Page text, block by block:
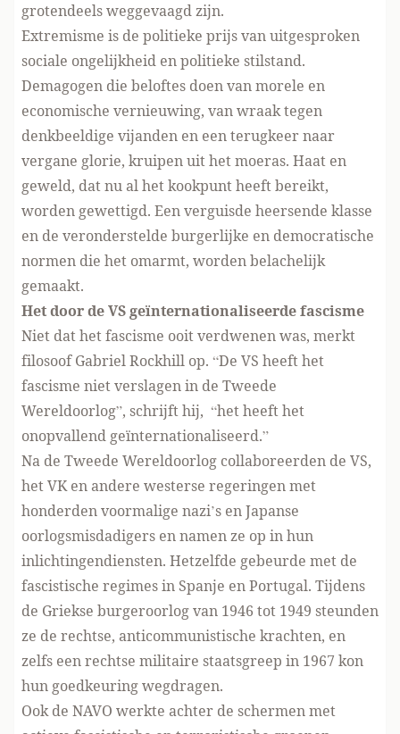
grotendeels weggevaagd zijn.
Extremisme is de politieke prijs van uitgesproken
sociale ongelijkheid en politieke stilstand.
Demagogen die beloftes doen van morele en
economische vernieuwing, van wraak tegen
denkbeeldige vijanden en een terugkeer naar
vergane glorie, kruipen uit het moeras. Haat en
geweld, dat nu al het kookpunt heeft bereikt,
worden gewettigd. Een verguisde heersende klasse
en de veronderstelde burgerlijke en democratische
normen die het omarmt, worden belachelijk
gemaakt.
Het door de VS geïnternationaliseerde fascisme
Niet dat het fascisme ooit verdwenen was, merkt
filosoof Gabriel Rockhill op. “De VS heeft het
fascisme niet verslagen in de Tweede
Wereldoorlog”, schrijft hij, “het heeft het
onopvallend geïnternationaliseerd.”
Na de Tweede Wereldoorlog collaboreerden de VS,
het VK en andere westerse regeringen met
honderden voormalige nazi’s en Japanse
oorlogsmisdadigers en namen ze op in hun
inlichtingendiensten. Hetzelfde gebeurde met de
fascistische regimes in Spanje en Portugal. Tijdens
de Griekse burgeroorlog van 1946 tot 1949 steunden
ze de rechtse, anticommunistische krachten, en
zelfs een rechtse militaire staatsgreep in 1967 kon
hun goedkeuring wegdragen.
Ook de NAVO werkte achter de schermen met